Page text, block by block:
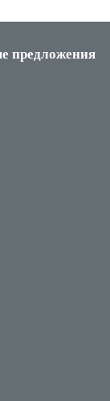
предложения